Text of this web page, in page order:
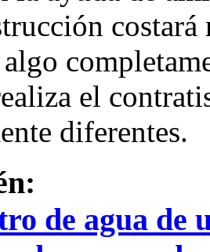
el
diferentes.
de agua de